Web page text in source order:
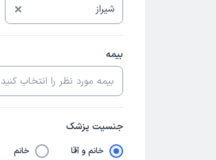
بیمه
جنسیت پزشک
خانم و آقا خانم